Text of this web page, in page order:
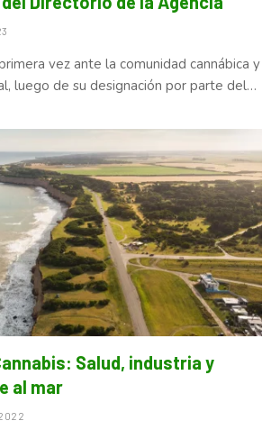
vez ante la comunidad cannábica y
luego de su designación por parte del…
Salud, industria y
al mar